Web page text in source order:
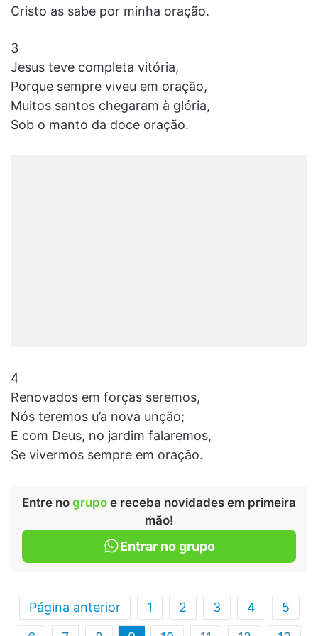
Cristo as sabe por minha oração.
3
Jesus teve completa vitória,
Porque sempre viveu em oração,
Muitos santos chegaram à glória,
Sob o manto da doce oração.
4
Renovados em forças seremos,
Nós teremos u’a nova unção;
E com Deus, no jardim falaremos,
Se vivermos sempre em oração.
Entre no grupo e receba novidades em primeira
mão!
Entrar no grupo
Página anterior 1 2 3 4
5